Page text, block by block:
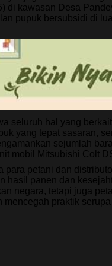
kawasan Desa
pupuk bersubsidi di
seluruh hal yang
yang tepat sasaran,
sejumlah
mobil Mitsubishi Colt
petani dan
hasil panen dan
negara, tetapi juga
praktik